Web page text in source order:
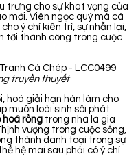
trưng cho sự khát vọng của
mới. Viên ngọc quý mà cá
ý chí kiên trì, sự nhẫn lại,
tới thành công trong cuộc
truyền thuyết
hoá giải hạn hán làm cho
muôn loài sinh sôi phát
hoá rồng trong nhà là gia
vượng trong cuộc sống,
thành danh toại trong sự
hệ mai sau phải có ý chí